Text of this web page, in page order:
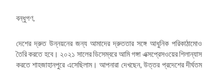
বন্ধুগণ,
দেশের দ্রুত উন্নয়নের জন্য আমাদের দ্রুততার সঙ্গে আধুনিক পরিকাঠামোও
তৈরি করতে হবে। ২০২১ সালের ডিসেম্বরে আমি গঙ্গা এক্সপ্রেসওয়ের শিলান্যাস
করতে শাহজাহানপুরে এসেছিলাম। আপনারা দেখছেন, উত্তর প্রদেশের দীর্ঘতম